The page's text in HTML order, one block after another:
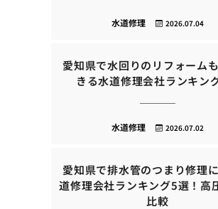
2026.07.04
水道修理
愛知県で水回りのリフォーム
きる水道修理会社ランキン
2026.07.02
水道修理
愛知県で排水管のつまり修理
道修理会社ランキング5選！高
比較